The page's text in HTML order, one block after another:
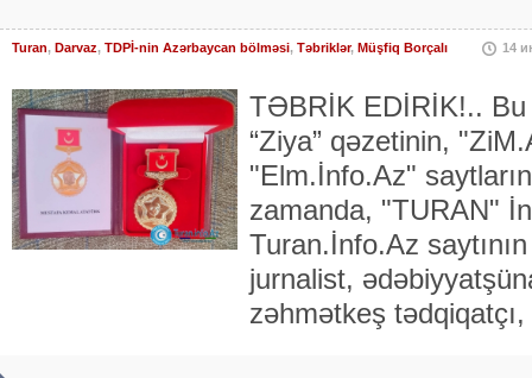
Turan, Darvaz, TDPİ-nin Azərbaycan bölməsi, Təbriklər, Müşfiq Borçalı 14
TƏBRİK EDİRİK!..
“Ziya” qəzetinin,
"Elm.İnfo.Az"
zamanda, "TURAN"
Turan.İnfo.Az
jurnalist,
zəhmətkeş